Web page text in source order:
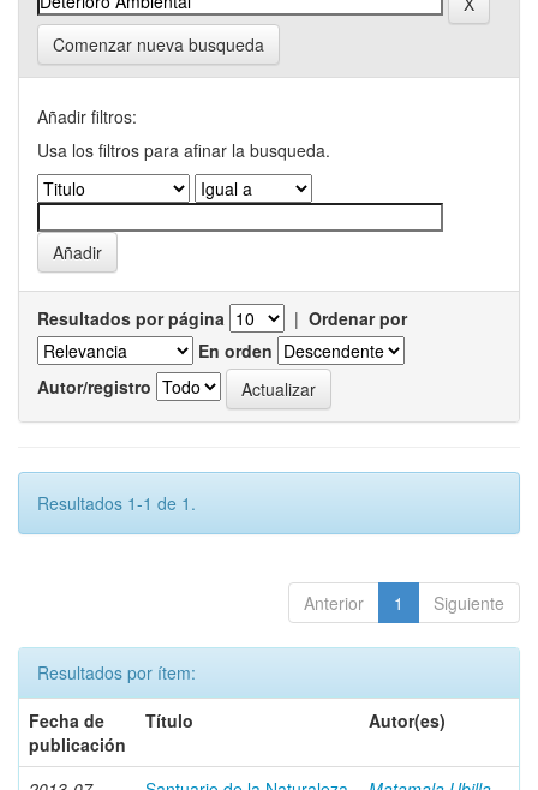
Comenzar nueva busqueda
Añadir filtros:
Usa los filtros para afinar la busqueda.
Resultados por página | Ordenar por
En orden
Autor/registro
Resultados 1-1 de 1.
Anterior 1 Siguiente
Resultados por ítem:
Fecha de
publicación
Título Autor(es)